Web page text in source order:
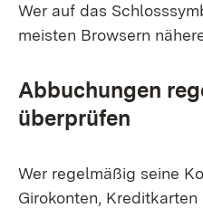
Wer auf das
meisten Browsern
Abbuchungen
überprüfen
Wer regelmäßig seine
Girokonten,